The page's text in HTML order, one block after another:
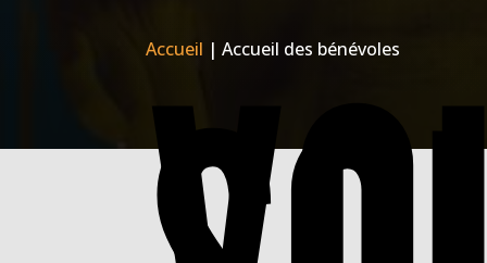
Accueil |Accueil des bénévoles